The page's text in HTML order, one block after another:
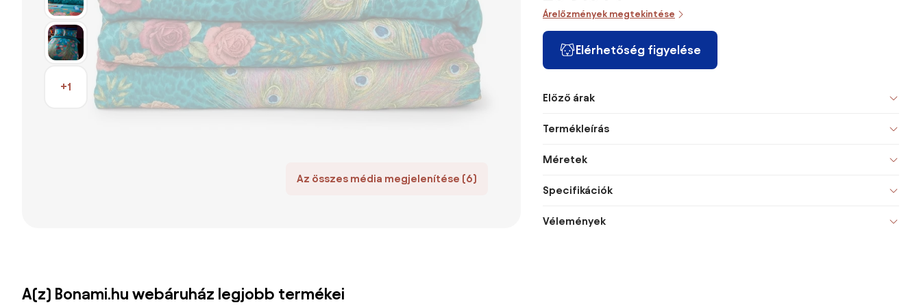
+1
Az összes média megjelenítése (6)
Árelőzmények megtekintése
Elérhetőség figyelése
Előző árak
Termékleírás
Méretek
Specifikációk
Vélemények
A(z) Bonami.hu webáruház legjobb termékei